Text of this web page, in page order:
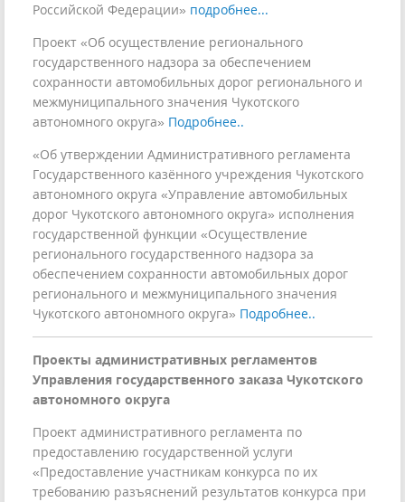
Российской Федерации» подробнее...
Проект «Об осуществление регионального
государственного надзора за обеспечением
сохранности автомобильных дорог регионального и
межмуниципального значения Чукотского
автономного округа» Подробнее..
«Об утверждении Административного регламента
Государственного казённого учреждения Чукотского
автономного округа «Управление автомобильных
дорог Чукотского автономного округа» исполнения
государственной функции «Осуществление
регионального государственного надзора за
обеспечением сохранности автомобильных дорог
регионального и межмуниципального значения
Чукотского автономного округа» Подробнее..
Проекты административных регламентов
Управления государственного заказа Чукотского
автономного округа
Проект административного регламента по
предоставлению государственной услуги
«Предоставление участникам конкурса по их
требованию разъяснений результатов конкурса при